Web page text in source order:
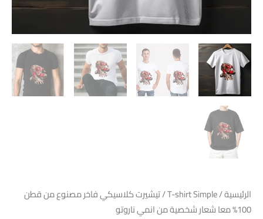
الرئيسية/
T-shirt Simple/ تيشيرت كلاسيكي فاخر مصنوع من قطن
100% معا شعار شخصية من انمي ناروتو